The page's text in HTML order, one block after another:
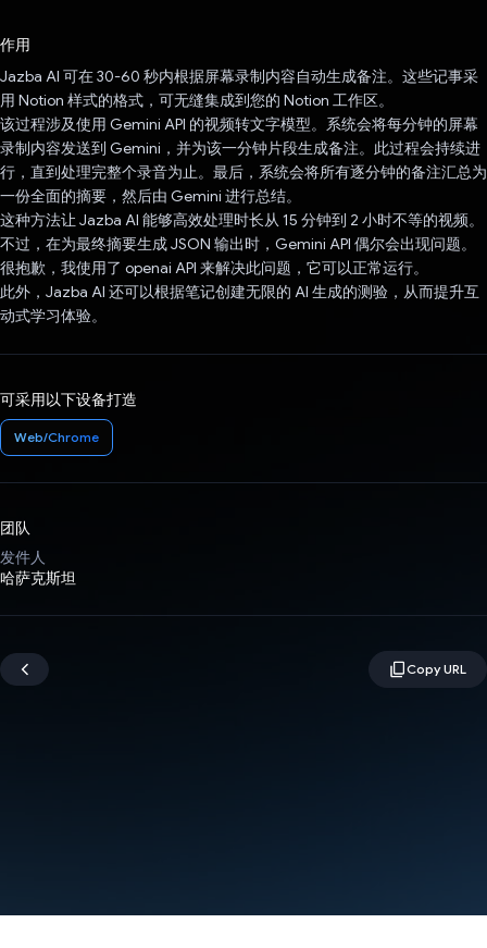
作用
Jazba AI 可在 30-60 秒内根据屏幕录制内容自动生成备注。这些记事采
用 Notion 样式的格式，可无缝集成到您的 Notion 工作区。
该过程涉及使用 Gemini API 的视频转文字模型。系统会将每分钟的屏幕
录制内容发送到 Gemini，并为该一分钟片段生成备注。此过程会持续进
行，直到处理完整个录音为止。最后，系统会将所有逐分钟的备注汇总为
一份全面的摘要，然后由 Gemini 进行总结。
这种方法让 Jazba AI 能够高效处理时长从 15 分钟到 2 小时不等的视频。
不过，在为最终摘要生成 JSON 输出时，Gemini API 偶尔会出现问题。
很抱歉，我使用了 openai API 来解决此问题，它可以正常运行。
此外，Jazba AI 还可以根据笔记创建无限的 AI 生成的测验，从而提升互
动式学习体验。
可采用以下设备打造
Web/Chrome
团队
发件人
哈萨克斯坦